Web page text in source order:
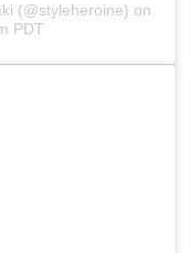
(@styleheroine) on
PDT